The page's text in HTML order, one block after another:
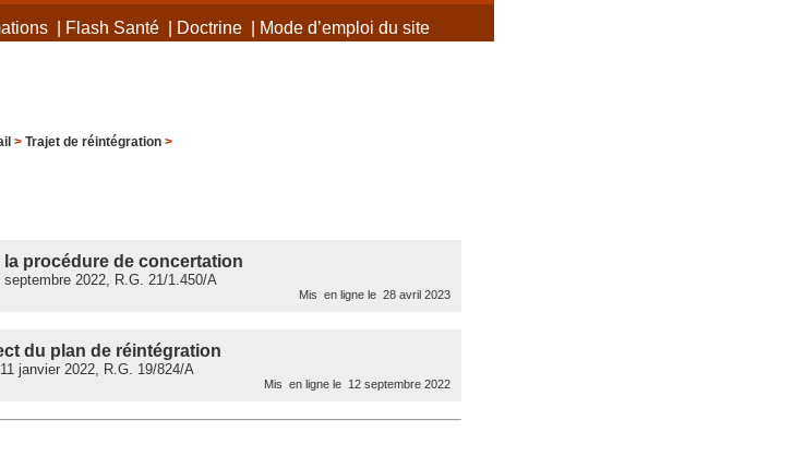
| Flash Santé| Doctrine| Mode d’emploi du site
> Trajet de réintégration>
procédure de concertation
2022, R.G. 21/1.450/A
Mis en ligne le 28 avril 2023
du plan de réintégration
janvier 2022, R.G. 19/824/A
Mis en ligne le 12 septembre 2022